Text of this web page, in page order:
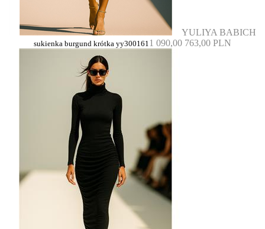
YULIYA BABICH
sukienka burgund krótka yy3001611 090,00 763,00 PLN